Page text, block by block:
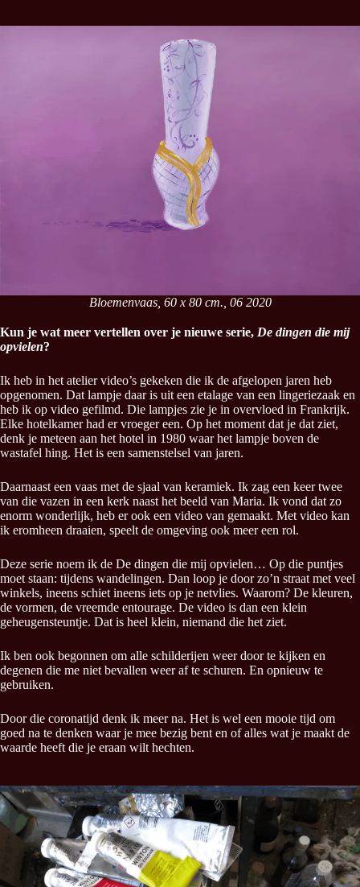
Bloemenvaas, 60 x 80 cm., 06 2020
Kun je wat meer vertellen over je nieuwe serie, De dingen die mij
opvielen?
Ik heb in het atelier video’s gekeken die ik de afgelopen jaren heb
opgenomen. Dat lampje daar is uit een etalage van een lingeriezaak en
heb ik op video gefilmd. Die lampjes zie je in overvloed in Frankrijk.
Elke hotelkamer had er vroeger een. Op het moment dat je dat ziet,
denk je meteen aan het hotel in 1980 waar het lampje boven de
wastafel hing. Het is een samenstelsel van jaren.
Daarnaast een vaas met de sjaal van keramiek. Ik zag een keer twee
van die vazen in een kerk naast het beeld van Maria. Ik vond dat zo
enorm wonderlijk, heb er ook een video van gemaakt. Met video kan
ik eromheen draaien, speelt de omgeving ook meer een rol.
Deze serie noem ik de De dingen die mij opvielen… Op die puntjes
moet staan: tijdens wandelingen. Dan loop je door zo’n straat met veel
winkels, ineens schiet ineens iets op je netvlies. Waarom? De kleuren,
de vormen, de vreemde entourage. De video is dan een klein
geheugensteuntje. Dat is heel klein, niemand die het ziet.
Ik ben ook begonnen om alle schilderijen weer door te kijken en
degenen die me niet bevallen weer af te schuren. En opnieuw te
gebruiken.
Door die coronatijd denk ik meer na. Het is wel een mooie tijd om
goed na te denken waar je mee bezig bent en of alles wat je maakt de
waarde heeft die je eraan wilt hechten.